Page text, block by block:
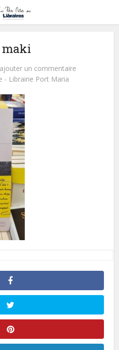
maki
ajouter un commentaire
- Librairie Port Maria